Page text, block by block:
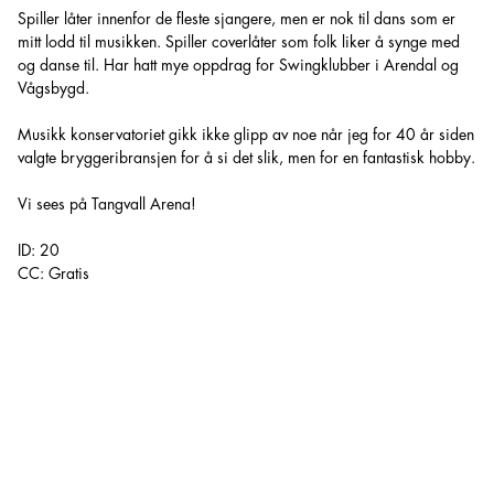
Spiller låter innenfor de fleste sjangere, men er nok til dans som er
mitt lodd til musikken. Spiller coverlåter som folk liker å synge med
og danse til. Har hatt mye oppdrag for Swingklubber i Arendal og
Vågsbygd.
Musikk konservatoriet gikk ikke glipp av noe når jeg for 40 år siden
valgte bryggeribransjen for å si det slik, men for en fantastisk hobby.
Vi sees på Tangvall Arena!
ID: 20
CC: Gratis